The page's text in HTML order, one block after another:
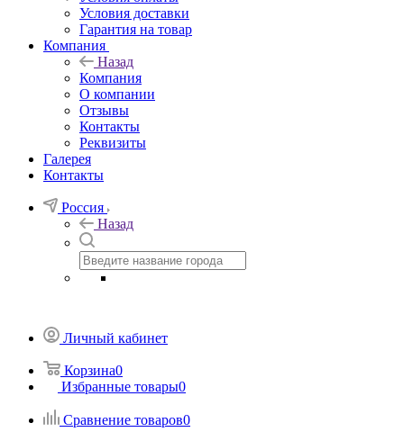
Условия доставки
Гарантия на товар
Компания
Назад
Компания
О компании
Отзывы
Контакты
Реквизиты
Галерея
Контакты
Россия
Назад
Личный кабинет
Корзина0
Избранные товары0
Сравнение товаров0